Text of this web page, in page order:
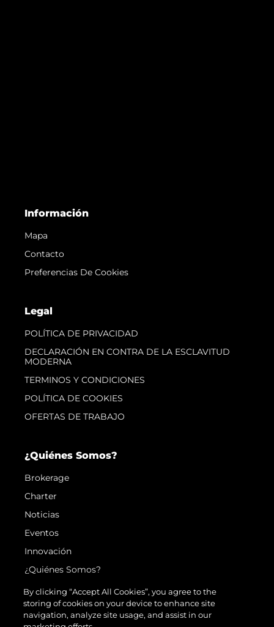
Información
Mapa
Contacto
Preferencias De Cookies
Legal
POLÍTICA DE PRIVACIDAD
DECLARACIÓN EN CONTRA DE LA ESCLAVITUD
MODERNA
TERMINOS Y CONDICIONES
POLÍTICA DE COOKIES
OFERTAS DE TRABAJO
¿Quiénes Somos?
Brokerage
Charter
Noticias
Eventos
Innovación
¿Quiénes Somos?
El Equipo
Estilo De Vida
Historia
By clicking “Accept All Cookies”, you agree to the
storing of cookies on your device to enhance site
navigation, analyze site usage, and assist in our